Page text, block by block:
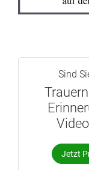
Sind
Jetzt